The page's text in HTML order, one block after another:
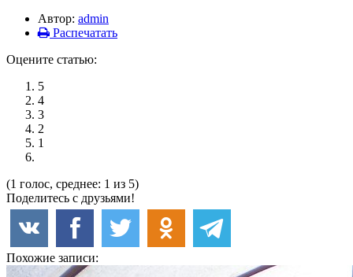
Автор: admin
Распечатать
Оцените статью:
5
4
3
2
1
(1 голос, среднее: 1 из 5)
Поделитесь с друзьями!
Похожие записи: